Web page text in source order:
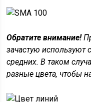
Обратите внимание!
зачастую используют
средних. В таком
разные цвета, чтобы